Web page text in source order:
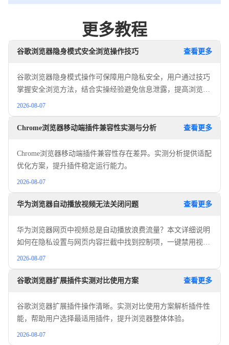
更多教程
谷歌浏览器隐身模式安全浏览操作技巧 查看更多
谷歌浏览器隐身模式操作可保障用户隐私安全，用户通过技巧
掌握安全浏览方法，结合实操经验避免信息泄露，提高浏览和
办公数据安全性。
2026-08-07
Chrome浏览器移动端插件兼容性实测与分析 查看更多
Chrome浏览器移动端插件兼容性存在差异。实测分析提供适配
优化方案，提升插件稳定运行能力。
2026-08-07
华为浏览器自动播放视频无法关闭问题 查看更多
华为浏览器网页中视频总是自动播放浪费流量？本文详细说明
如何在隐私设置与网页内容拦截中找到控制项，一键禁用视频
自动播放功能，为您提供清爽且节省流量的浏览环境。
2026-08-07
谷歌浏览器扩展插件实测对比使用方案 查看更多
谷歌浏览器扩展插件操作清晰。实测对比使用方案解析插件性
能，帮助用户选择最适用插件，提升浏览器整体体验。
2026-08-07